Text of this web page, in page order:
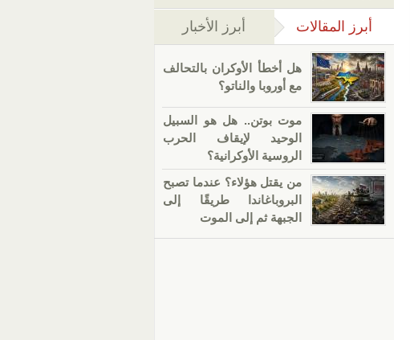
أبرز المقالات (علامة التبويب النشطة)
أبرز الأخبار
هل أخطأ الأوكران بالتحالف
مع أوروبا والناتو؟
موت بوتن.. هل هو السبيل
الوحيد لإيقاف الحرب
الروسية الأوكرانية؟
من يقتل هؤلاء؟ عندما تصبح
البروباغاندا طريقًا إلى
الجبهة ثم إلى الموت